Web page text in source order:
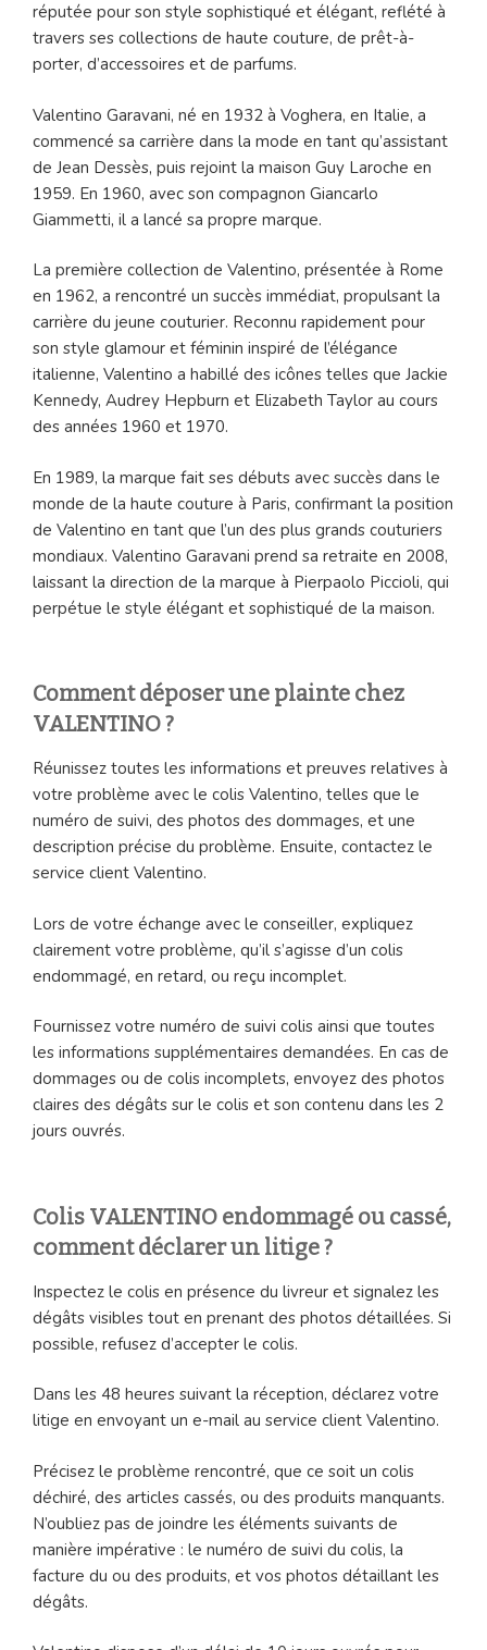
réputée pour son style sophistiqué et élégant, reflété à
travers ses collections de haute couture, de prêt-à-
porter, d’accessoires et de parfums.
Valentino Garavani, né en 1932 à Voghera, en Italie, a
commencé sa carrière dans la mode en tant qu’assistant
de Jean Dessès, puis rejoint la maison Guy Laroche en
1959. En 1960, avec son compagnon Giancarlo
Giammetti, il a lancé sa propre marque.
La première collection de Valentino, présentée à Rome
en 1962, a rencontré un succès immédiat, propulsant la
carrière du jeune couturier. Reconnu rapidement pour
son style glamour et féminin inspiré de l’élégance
italienne, Valentino a habillé des icônes telles que Jackie
Kennedy, Audrey Hepburn et Elizabeth Taylor au cours
des années 1960 et 1970.
En 1989, la marque fait ses débuts avec succès dans le
monde de la haute couture à Paris, confirmant la position
de Valentino en tant que l’un des plus grands couturiers
mondiaux. Valentino Garavani prend sa retraite en 2008,
laissant la direction de la marque à Pierpaolo Piccioli, qui
perpétue le style élégant et sophistiqué de la maison.
Comment déposer une plainte chez
VALENTINO ?
Réunissez toutes les informations et preuves relatives à
votre problème avec le colis Valentino, telles que le
numéro de suivi, des photos des dommages, et une
description précise du problème. Ensuite, contactez le
service client Valentino.
Lors de votre échange avec le conseiller, expliquez
clairement votre problème, qu’il s’agisse d’un colis
endommagé, en retard, ou reçu incomplet.
Fournissez votre numéro de suivi colis ainsi que toutes
les informations supplémentaires demandées. En cas de
dommages ou de colis incomplets, envoyez des photos
claires des dégâts sur le colis et son contenu dans les 2
jours ouvrés.
Colis VALENTINO endommagé ou cassé,
comment déclarer un litige ?
Inspectez le colis en présence du livreur et signalez les
dégâts visibles tout en prenant des photos détaillées. Si
possible, refusez d’accepter le colis.
Dans les 48 heures suivant la réception, déclarez votre
litige en envoyant un e-mail au service client Valentino.
Précisez le problème rencontré, que ce soit un colis
déchiré, des articles cassés, ou des produits manquants.
N’oubliez pas de joindre les éléments suivants de
manière impérative : le numéro de suivi du colis, la
facture du ou des produits, et vos photos détaillant les
dégâts.